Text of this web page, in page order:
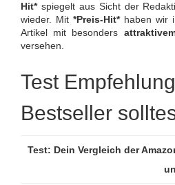
Hit*spiegelt aus Sicht der
wieder. Mit *Preis-Hit*haben wir
Artikel mit besonders
versehen.
Test
Bestseller
Test: Dein Vergleich der